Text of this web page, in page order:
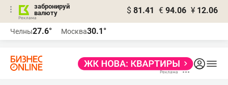
забронируй
валюту
$ 81.41 € 94.06 ¥ 12.06
Челны27.6° Москва30.1°